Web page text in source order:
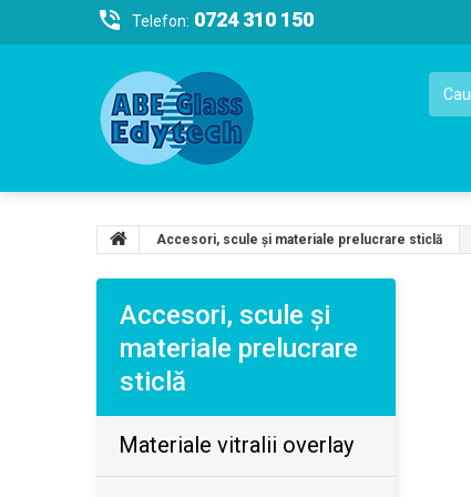
Telefon: 0724 310 150
Accesori, scule şi materiale prelucrare sticlă
Accesori, scule şi
materiale prelucrare
sticlă
Materiale vitralii overlay